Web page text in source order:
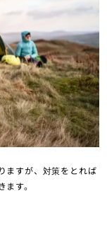
ますが、対策をとれば
す。